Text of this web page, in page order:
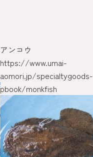
アンコウ
https://www.umai-
aomori.jp/specialtygoods-
pbook/monkfish